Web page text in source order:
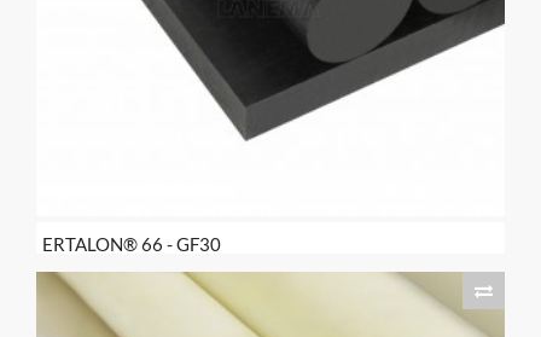
ERTALON® 66 - GF30